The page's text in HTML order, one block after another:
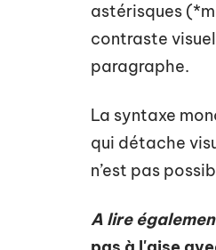
astérisques
contraste
paragraphe.
La syntaxe
qui détache
n’est pas
A lire